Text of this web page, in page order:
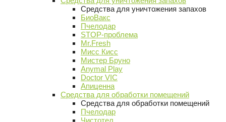
Средства для уничтожения запахов
БиоВакс
Пчелодар
STOP-проблема
Mr.Fresh
Мисс Кисс
Мистер Бруно
Anymal Play
Doctor VIC
Апиценна
Средства для обработки помещений
Средства для обработки помещений
Пчелодар
Чистотел